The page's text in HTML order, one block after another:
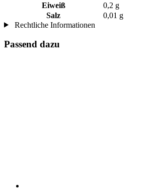
Eiweiß
0,2 g
Salz
0,01 g
Rechtliche Informationen
Passend dazu